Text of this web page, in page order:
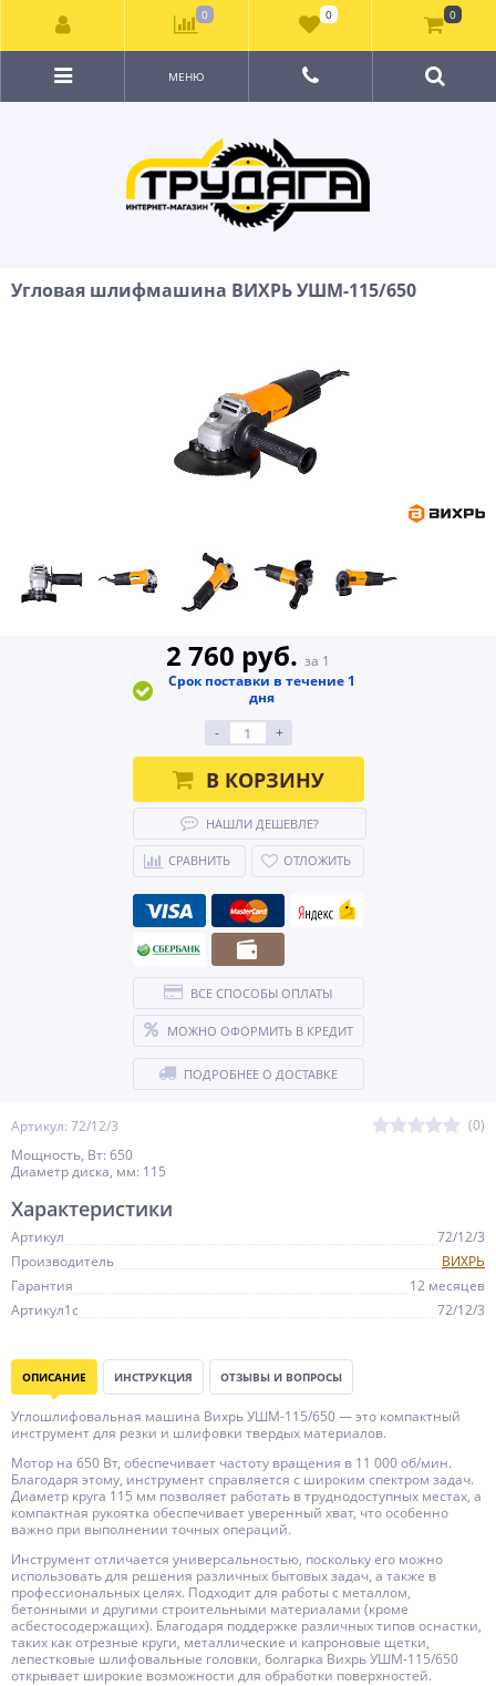
МЕНЮ
Угловая шлифмашина ВИХРЬ УШМ-115/650
Артикул: 72/12/3
(0)
Мощность, Вт: 650
Диаметр диска, мм: 115
2 760 руб. за 1
Срок поставки в течение 1
дня
-
+
В КОРЗИНУ
НАШЛИ ДЕШЕВЛЕ?
СРАВНИТЬ ОТЛОЖИТЬ
ВСЕ СПОСОБЫ ОПЛАТЫ
МОЖНО ОФОРМИТЬ В КРЕДИТ
ПОДРОБНЕЕ О ДОСТАВКЕ
Характеристики
Артикул
72/12/3
Производитель
ВИХРЬ
Гарантия
12 месяцев
Артикул1c
72/12/3
ОПИСАНИЕ ИНСТРУКЦИЯ ОТЗЫВЫ И ВОПРОСЫ
Углошлифовальная машина Вихрь УШМ-115/650 — это компактный
инструмент для резки и шлифовки твердых материалов.
Мотор на 650 Вт, обеспечивает частоту вращения в 11 000 об/мин.
Благодаря этому, инструмент справляется с широким спектром задач.
Диаметр круга 115 мм позволяет работать в труднодоступных местах, а
компактная рукоятка обеспечивает уверенный хват, что особенно
важно при выполнении точных операций.
Инструмент отличается универсальностью, поскольку его можно
использовать для решения различных бытовых задач, а также в
профессиональных целях. Подходит для работы с металлом,
бетонными и другими строительными материалами (кроме
асбестосодержащих). Благодаря поддержке различных типов оснастки,
таких как отрезные круги, металлические и капроновые щетки,
лепестковые шлифовальные головки, болгарка Вихрь УШМ-115/650
открывает широкие возможности для обработки поверхностей.
0 0 0